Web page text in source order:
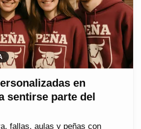
en
sentirse parte del
fallas, aulas y peñas con